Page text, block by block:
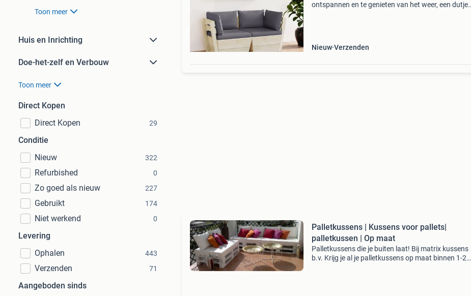
Toon meer
Huis en Inrichting
Doe-het-zelf en Verbouw
Toon meer
Direct Kopen
Direct Kopen
29
Conditie
Nieuw
322
Refurbished 0
Zo goed als nieuw 227
Gebruikt 174
Niet werkend 0
Levering
Ophalen
443
Verzenden 71
Aangeboden sinds
ontspannen en te genieten van het weer, een dutje
Nieuw Verzenden
Palletkussens | Kussens voor pallets|
palletkussen | Op maat
Palletkussens die je buiten laat! Bij matrix kussens
b.v. Krijg je al je palletkussens op maat binnen 1-2